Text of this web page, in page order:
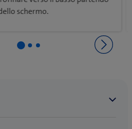
schermo.